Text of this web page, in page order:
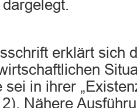
erklärt sich
in ihrer
Nähere